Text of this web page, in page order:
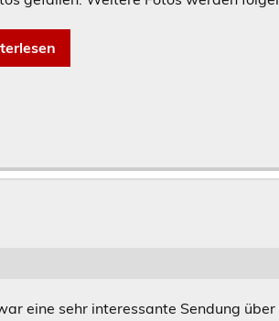
eine sehr interessante Sendung über